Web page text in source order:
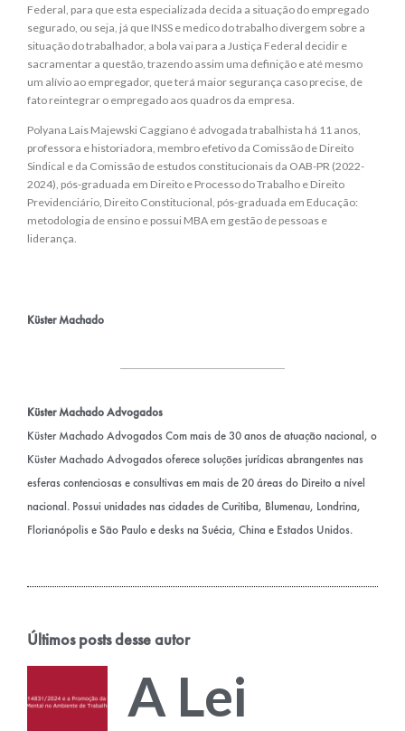
Federal, para que esta especializada decida a situação do empregado
segurado, ou seja, já que INSS e medico do trabalho divergem sobre a
situação do trabalhador, a bola vai para a Justiça Federal decidir e
sacramentar a questão, trazendo assim uma definição e até mesmo
um alívio ao empregador, que terá maior segurança caso precise, de
fato reintegrar o empregado aos quadros da empresa.
Polyana Lais Majewski Caggiano é advogada trabalhista há 11 anos,
professora e historiadora, membro efetivo da Comissão de Direito
Sindical e da Comissão de estudos constitucionais da OAB-PR (2022-
2024), pós-graduada em Direito e Processo do Trabalho e Direito
Previdenciário, Direito Constitucional, pós-graduada em Educação:
metodologia de ensino e possui MBA em gestão de pessoas e
liderança.
Küster Machado
Küster Machado Advogados
Küster Machado Advogados Com mais de 30 anos de atuação nacional, o
Küster Machado Advogados oferece soluções jurídicas abrangentes nas
esferas contenciosas e consultivas em mais de 20 áreas do Direito a nível
nacional. Possui unidades nas cidades de Curitiba, Blumenau, Londrina,
Florianópolis e São Paulo e desks na Suécia, China e Estados Unidos.
Últimos posts desse autor
A Lei